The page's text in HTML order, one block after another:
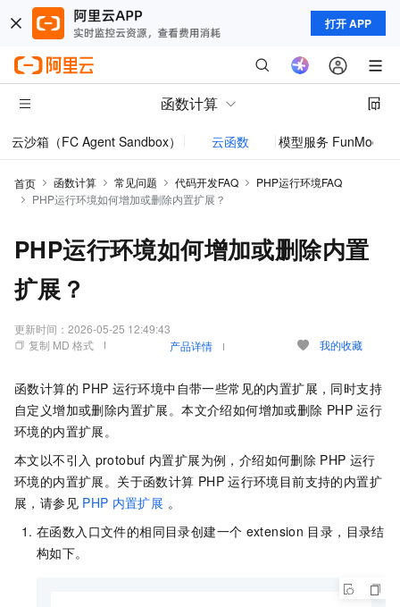
打开 APP
函数计算
云沙箱（FC Agent Sandbox） 云函数 模型服务 FunModel
首页 函数计算 常见问题 代码开发FAQ
PHP运行环境FAQ
PHP运行环境如何增加或删除内置扩展？
PHP运行环境如何增加或删除内置
扩展？
更新时间： 2026-05-25 12:49:43
复制 MD 格式
产品详情 我的收藏
函数计算的 PHP 运行环境中自带一些常见的内置扩展，同时支持
自定义增加或删除内置扩展。本文介绍如何增加或删除 PHP 运行
环境的内置扩展。
本文以不引入 protobuf 内置扩展为例，介绍如何删除 PHP 运行
环境的内置扩展。关于函数计算 PHP 运行环境目前支持的内置扩
展，请参见 PHP 内置扩展 。
在函数入口文件的相同目录创建一个 extension 目录，目录结
构如下。